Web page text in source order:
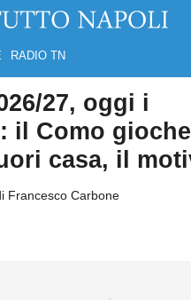
RADIO TN
27, oggi i
il Como
casa, il
Francesco Carbone